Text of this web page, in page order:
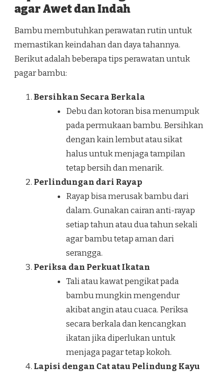
agar Awet dan Indah
Bambu membutuhkan perawatan rutin untuk
memastikan keindahan dan daya tahannya.
Berikut adalah beberapa tips perawatan untuk
pagar bambu:
Bersihkan Secara Berkala
Debu dan kotoran bisa menumpuk
pada permukaan bambu. Bersihkan
dengan kain lembut atau sikat
halus untuk menjaga tampilan
tetap bersih dan menarik.
Perlindungan dari Rayap
Rayap bisa merusak bambu dari
dalam. Gunakan cairan anti-rayap
setiap tahun atau dua tahun sekali
agar bambu tetap aman dari
serangga.
Periksa dan Perkuat Ikatan
Tali atau kawat pengikat pada
bambu mungkin mengendur
akibat angin atau cuaca. Periksa
secara berkala dan kencangkan
ikatan jika diperlukan untuk
menjaga pagar tetap kokoh.
Lapisi dengan Cat atau Pelindung Kayu